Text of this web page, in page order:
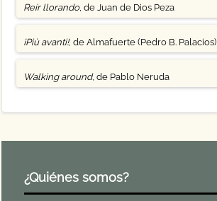
Reír llorando, de Juan de Dios Peza
¡Più avanti!, de Almafuerte (Pedro B. Palacios)
Walking around, de Pablo Neruda
¿Quiénes somos?